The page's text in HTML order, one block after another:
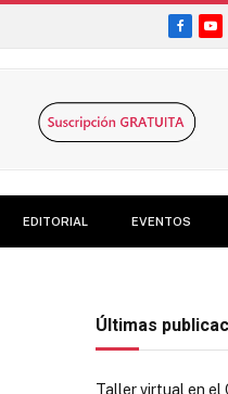
EDITORIAL EVENTOS
Últimas
Taller virtual en el